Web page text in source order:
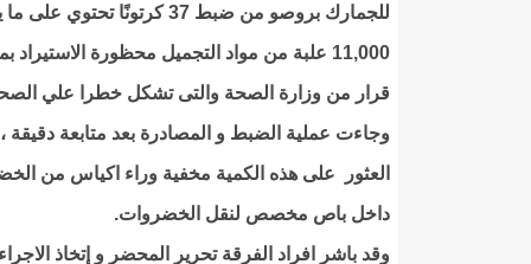
للجمارك بروصو من ضبط 37 كرتونًا تحتوي
11,000 علبة من مواد التجميل محظورة
قرار من وزارة الصحة والتى تشكل خطرا علي
وجاءت عملية الضبط و المصادرة بعد متابعة دقيقة
العثور على هذه الكمية مخفية وراء اكياس من
داخل باص مخصص لنقل الخضروات.
وقد باشر افراد الفرقة تحرير المحضر و إتخاذ